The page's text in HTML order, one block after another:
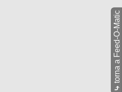
⤷
torna a Feed-O-Matic